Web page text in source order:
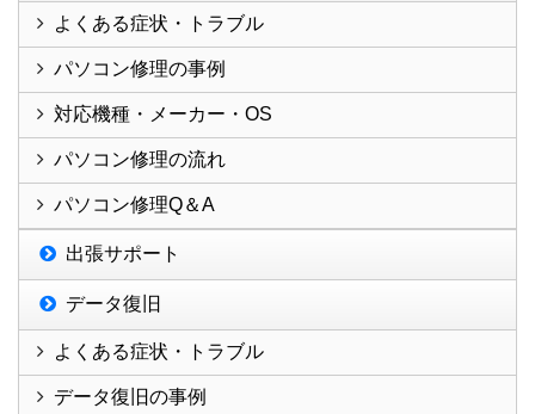
よくある症状・トラブル
パソコン修理の事例
対応機種・メーカー・OS
パソコン修理の流れ
パソコン修理Q＆A
出張サポート
データ復旧
よくある症状・トラブル
データ復旧の事例